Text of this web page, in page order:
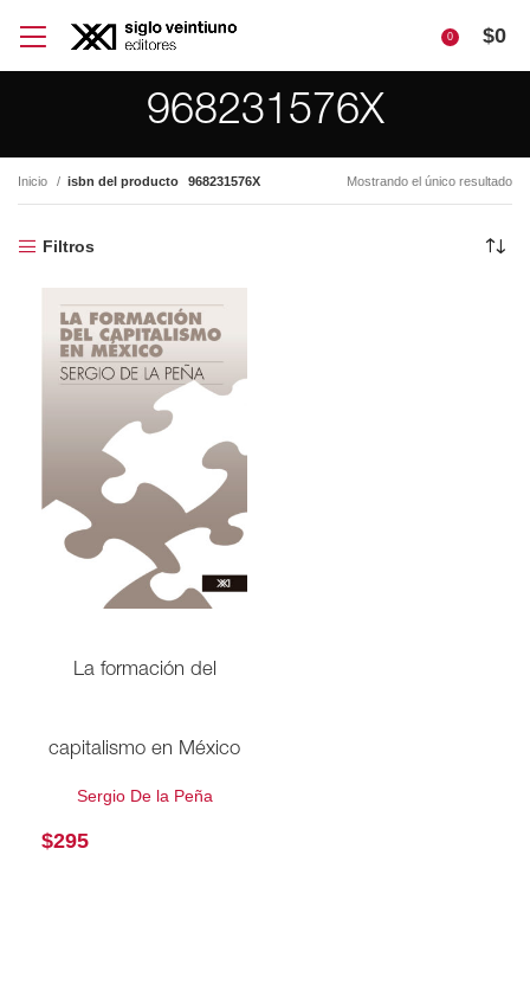
0 $0
968231576X
Inicio isbn del producto 968231576X Mostrando el único resultado
Filtros
La formación del
capitalismo en México
Sergio De la Peña
$295